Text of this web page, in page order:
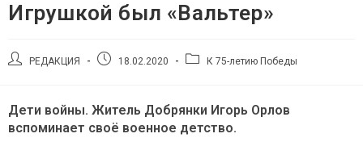
Игрушкой был «Вальтер»
АвторРЕДАКЦИЯ
Запись18.02.2020
РубрикаК 75-летию Победы
Дети войны. Житель Добрянки Игорь Орлов
вспоминает своё военное детство.